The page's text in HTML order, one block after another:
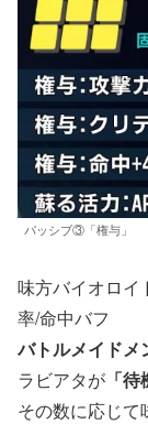
パッシブ③「権与」
味方バイオロイ
率/命中バフ
バトルメイドメ
ラビアタが 「待
その数に応じて